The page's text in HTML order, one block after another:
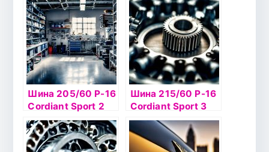
Шина 205/60 Р-16
Cordiant Sport 2
92V б/к
Шина 215/60 Р-16
Cordiant Sport 3
PS-2 99V б/к